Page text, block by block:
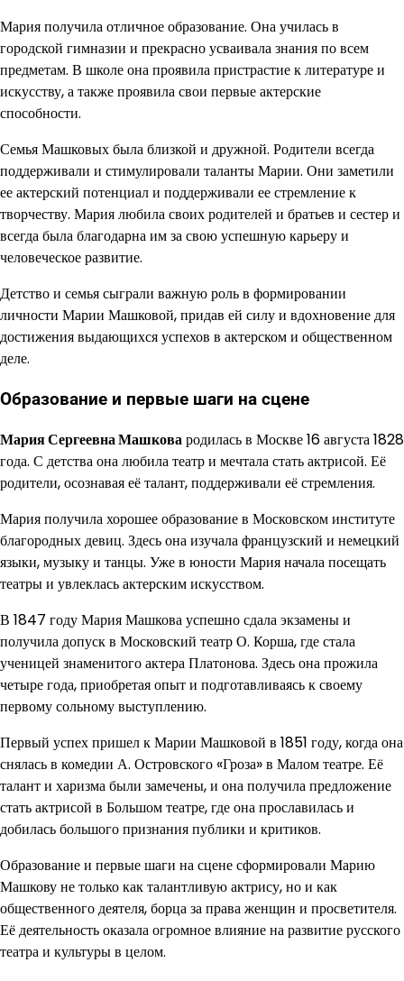
Мария получила отличное образование. Она училась в
городской гимназии и прекрасно усваивала знания по всем
предметам. В школе она проявила пристрастие к литературе и
искусству, а также проявила свои первые актерские
способности.
Семья Машковых была близкой и дружной. Родители всегда
поддерживали и стимулировали таланты Марии. Они заметили
ее актерский потенциал и поддерживали ее стремление к
творчеству. Мария любила своих родителей и братьев и сестер и
всегда была благодарна им за свою успешную карьеру и
человеческое развитие.
Детство и семья сыграли важную роль в формировании
личности Марии Машковой, придав ей силу и вдохновение для
достижения выдающихся успехов в актерском и общественном
деле.
Образование и первые шаги на сцене
Мария Сергеевна Машковародилась в Москве 16 августа 1828
года. С детства она любила театр и мечтала стать актрисой. Её
родители, осознавая её талант, поддерживали её стремления.
Мария получила хорошее образование в Московском институте
благородных девиц. Здесь она изучала французский и немецкий
языки, музыку и танцы. Уже в юности Мария начала посещать
театры и увлеклась актерским искусством.
В 1847 году Мария Машкова успешно сдала экзамены и
получила допуск в Московский театр О. Корша, где стала
ученицей знаменитого актера Платонова. Здесь она прожила
четыре года, приобретая опыт и подготавливаясь к своему
первому сольному выступлению.
Первый успех пришел к Марии Машковой в 1851 году, когда она
снялась в комедии А. Островского «Гроза» в Малом театре. Её
талант и харизма были замечены, и она получила предложение
стать актрисой в Большом театре, где она прославилась и
добилась большого признания публики и критиков.
Образование и первые шаги на сцене сформировали Марию
Машкову не только как талантливую актрису, но и как
общественного деятеля, борца за права женщин и просветителя.
Её деятельность оказала огромное влияние на развитие русского
театра и культуры в целом.